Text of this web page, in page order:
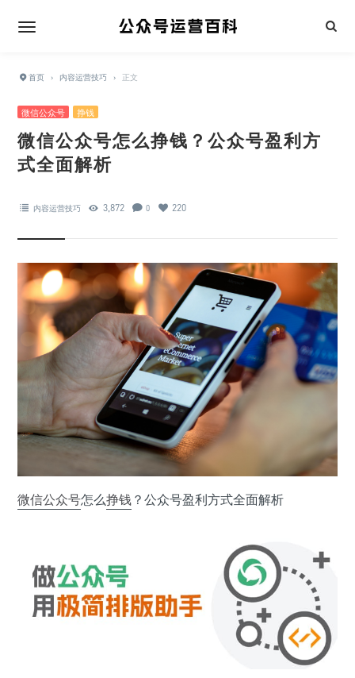
首页 › 内容运营技巧 › 正文
微信公众号 挣钱
微信公众号怎么挣钱？公众号盈利方
式全面解析
内容运营技巧 3,872 0 220
微信公众号怎么挣钱 ？公众号盈利方式全面解析